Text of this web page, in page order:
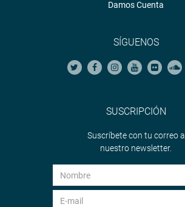
Damos Cuenta
SÍGUENOS
SUSCRIPCIÓN
Suscríbete con tu correo a
nuestro newsletter.